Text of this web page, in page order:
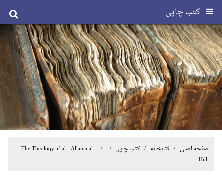
کتب چاپی
صفحه اصلی / کتابخانه /کتب چاپی
/ / The Theoloqy of al - Allama al -
Hilli